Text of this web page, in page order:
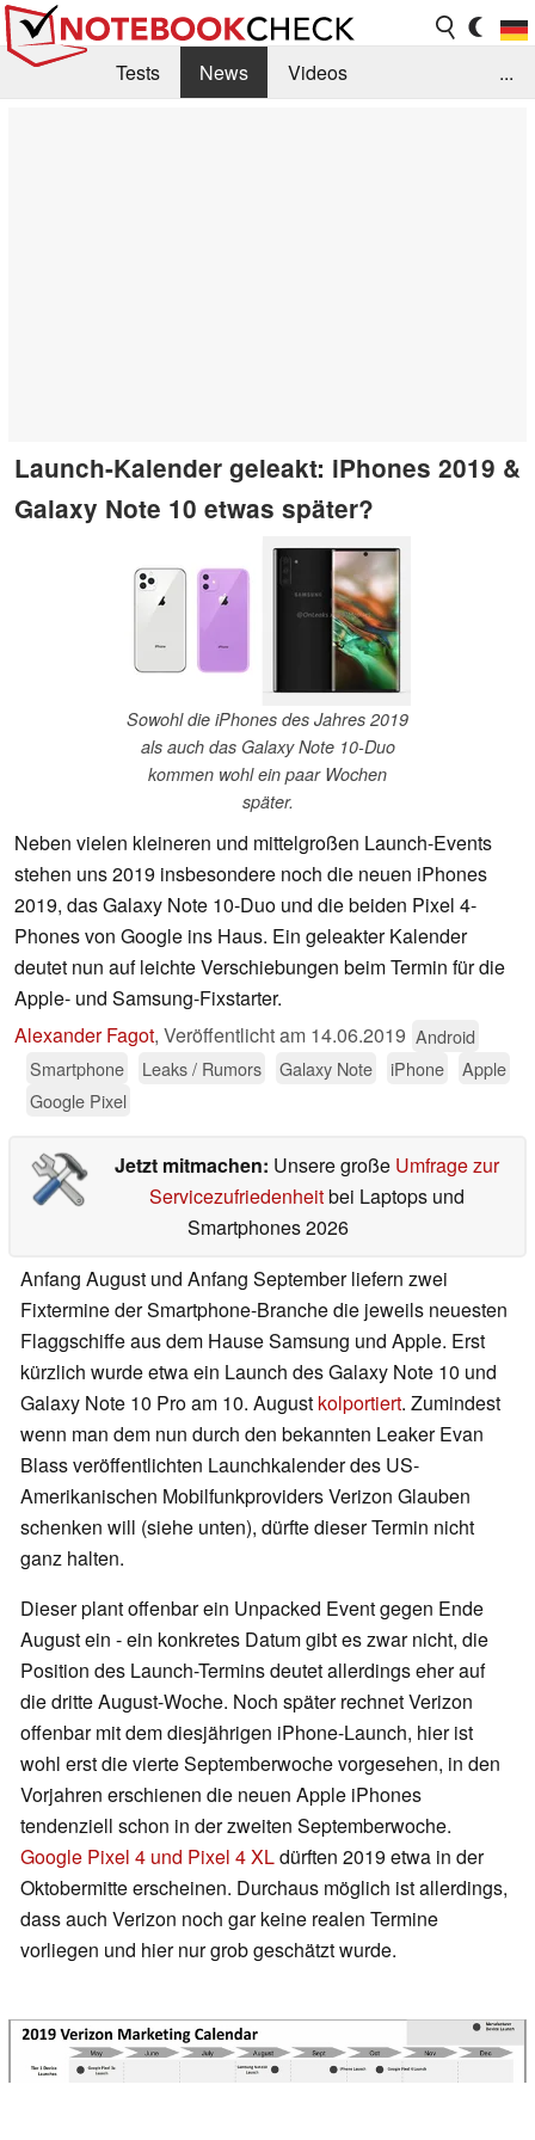
Tests News
Videos
...
Launch-Kalender geleakt: iPhones 2019 &
Galaxy Note 10 etwas später?
Sowohl die iPhones des Jahres 2019
als auch das Galaxy Note 10-Duo
kommen wohl ein paar Wochen
später.
Neben vielen kleineren und mittelgroßen Launch-Events
stehen uns 2019 insbesondere noch die neuen iPhones
2019, das Galaxy Note 10-Duo und die beiden Pixel 4-
Phones von Google ins Haus. Ein geleakter Kalender
deutet nun auf leichte Verschiebungen beim Termin für die
Apple- und Samsung-Fixstarter.
Alexander Fagot, Veröffentlicht am 14.06.2019 Android
Smartphone
Leaks / Rumors Galaxy Note iPhone
Apple
Google Pixel
Jetzt mitmachen: Unsere große Umfrage zur
Servicezufriedenheitbei Laptops und
Smartphones 2026
Anfang August und Anfang September liefern zwei
Fixtermine der Smartphone-Branche die jeweils neuesten
Flaggschiffe aus dem Hause Samsung und Apple. Erst
kürzlich wurde etwa ein Launch des Galaxy Note 10 und
Galaxy Note 10 Pro am 10. August kolportiert. Zumindest
wenn man dem nun durch den bekannten Leaker Evan
Blass veröffentlichten Launchkalender des US-
Amerikanischen Mobilfunkproviders Verizon Glauben
schenken will (siehe unten), dürfte dieser Termin nicht
ganz halten.
Dieser plant offenbar ein Unpacked Event gegen Ende
August ein - ein konkretes Datum gibt es zwar nicht, die
Position des Launch-Termins deutet allerdings eher auf
die dritte August-Woche. Noch später rechnet Verizon
offenbar mit dem diesjährigen iPhone-Launch, hier ist
wohl erst die vierte Septemberwoche vorgesehen, in den
Vorjahren erschienen die neuen Apple iPhones
tendenziell schon in der zweiten Septemberwoche.
Google Pixel 4 und Pixel 4 XLdürften 2019 etwa in der
Oktobermitte erscheinen. Durchaus möglich ist allerdings,
dass auch Verizon noch gar keine realen Termine
vorliegen und hier nur grob geschätzt wurde.